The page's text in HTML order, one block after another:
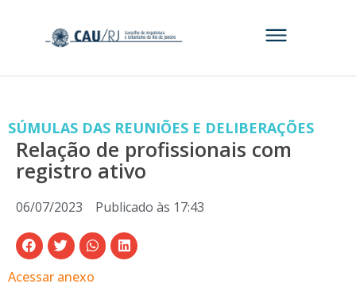
SÚMULAS DAS REUNIÕES E DELIBERAÇÕES
Relação de profissionais com
registro ativo
06/07/2023 Publicado às 17:43
Acessar anexo